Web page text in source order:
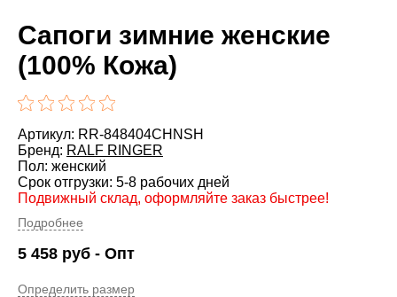
Сапоги зимние женские
(100% Кожа)
Артикул: RR-848404CHNSH
Бренд: RALF RINGER
Пол: женский
Срок отгрузки: 5-8 рабочих дней
Подвижный склад, оформляйте заказ быстрее!
Подробнее
5 458 руб - Опт
Определить размер